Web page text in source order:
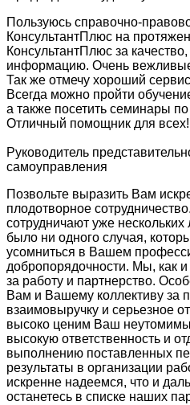
Пользуюсь справочно-
КонсультантПлюс на
КонсультантПлюс за
информацию. Очень
Так же отмечу хороший
Всегда можно пройти
а также посетить семинары
Отличный помощник для всех!
Руководитель
самоуправления
Позвольте выразить Вам
плодотворное
сотрудничают уже нескольких
было ни одного случая,
усомниться в Вашем
добропорядочности. Мы, как
за работу и партнерство.
Вам и Вашему коллективу за
взаимовыручку и серьезное
высоко ценим Ваш
высокую ответственность и
выполнению поставленных
результаты в организации
искренне надеемся, что и
останетесь в списке наших